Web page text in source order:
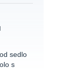
sedlo
s